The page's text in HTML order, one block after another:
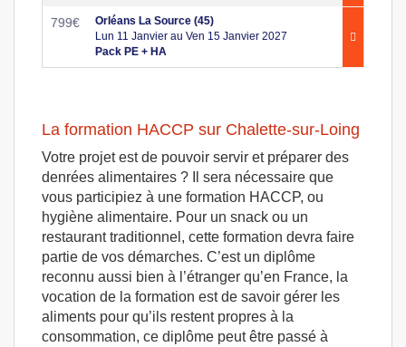
799€
Orléans La Source (45)
Lun 11 Janvier au Ven 15 Janvier 2027
Pack PE + HA
La formation HACCP sur Chalette-sur-Loing
Votre projet est de pouvoir servir et préparer des
denrées alimentaires ? Il sera nécessaire que
vous participiez à une formation HACCP, ou
hygiène alimentaire. Pour un snack ou un
restaurant traditionnel, cette formation devra faire
partie de vos démarches. C’est un diplôme
reconnu aussi bien à l’étranger qu’en France, la
vocation de la formation est de savoir gérer les
aliments pour qu’ils restent propres à la
consommation, ce diplôme peut être passé à